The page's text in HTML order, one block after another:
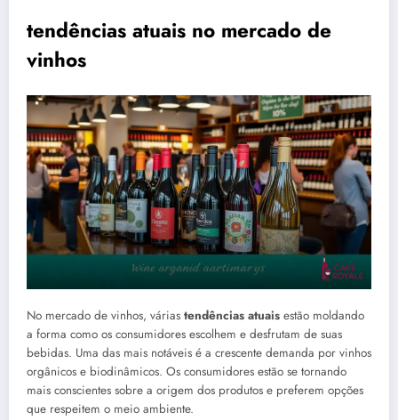
tendências atuais no mercado de
vinhos
No mercado de vinhos, várias tendências atuais estão moldando
a forma como os consumidores escolhem e desfrutam de suas
bebidas. Uma das mais notáveis é a crescente demanda por vinhos
orgânicos e biodinâmicos. Os consumidores estão se tornando
mais conscientes sobre a origem dos produtos e preferem opções
que respeitem o meio ambiente.